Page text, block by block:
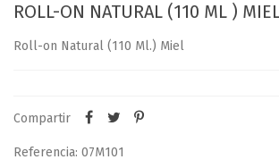
ROLL-ON NATURAL (110 ML )
Roll-on Natural (110 Ml.) Miel
Compartir
Referencia: 07M101